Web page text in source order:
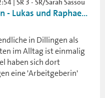
| SR 3 - SR/Sarah Sassou
- Lukas und Raphae...
in Dillingen als
im Alltag ist einmalig
haben sich dort
eine 'Arbeitgeberin'